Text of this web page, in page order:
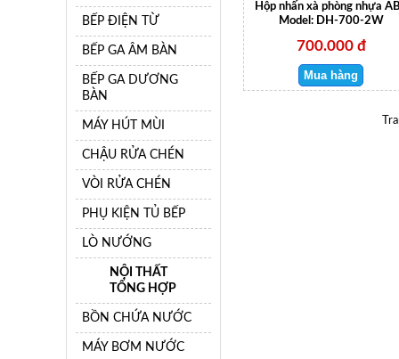
BẾP ĐIỆN TỪ
BẾP GA ÂM BÀN
BẾP GA DƯƠNG
BÀN
MÁY HÚT MÙI
CHẬU RỬA CHÉN
VÒI RỬA CHÉN
PHỤ KIỆN TỦ BẾP
LÒ NƯỚNG
NỘI THẤT
TỔNG HỢP
BỒN CHỨA NƯỚC
MÁY BƠM NƯỚC
Hộp nhấn xà phòng nhựa
Model: DH-700-2W
700.000 đ